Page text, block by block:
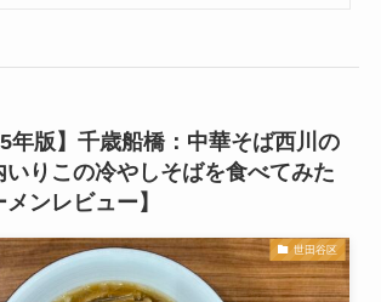
年版】千歳船橋：中華そば西川の
いりこの冷やしそばを食べてみた
メンレビュー】
世田谷区